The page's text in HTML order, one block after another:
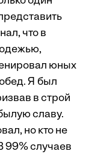
что в
юных
Я был
в строй
славу.
но кто не
99% случаев